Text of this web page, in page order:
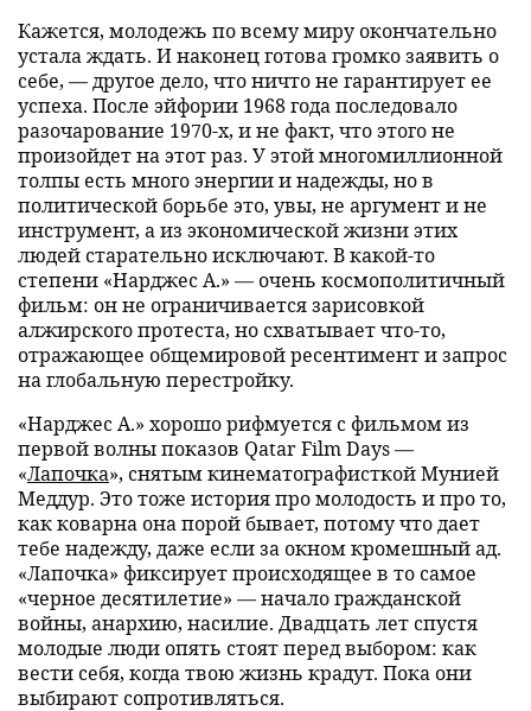
Кажется, молодежь по всему миру окончательно
устала ждать. И наконец готова громко заявить о
себе, — другое дело, что ничто не гарантирует ее
успеха. После эйфории 1968 года последовало
разочарование 1970-х, и не факт, что этого не
произойдет на этот раз. У этой многомиллионной
толпы есть много энергии и надежды, но в
политической борьбе это, увы, не аргумент и не
инструмент, а из экономической жизни этих
людей старательно исключают. В какой-то
степени «Нарджес А.» — очень космополитичный
фильм: он не ограничивается зарисовкой
алжирского протеста, но схватывает что-то,
отражающее общемировой ресентимент и запрос
на глобальную перестройку.
«Нарджес А.» хорошо рифмуется с фильмом из
первой волны показов Qatar Film Days —
«Лапочка», снятым кинематографисткой Мунией
Меддур. Это тоже история про молодость и про то,
как коварна она порой бывает, потому что дает
тебе надежду, даже если за окном кромешный ад.
«Лапочка» фиксирует происходящее в то самое
«черное десятилетие» — начало гражданской
войны, анархию, насилие. Двадцать лет спустя
молодые люди опять стоят перед выбором: как
вести себя, когда твою жизнь крадут. Пока они
выбирают сопротивляться.